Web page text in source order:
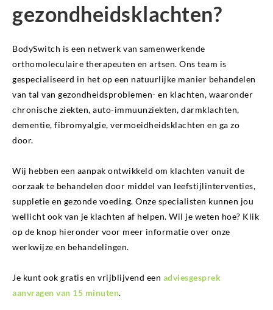
gezondheidsklachten?
BodySwitch is een netwerk van samenwerkende
orthomoleculaire therapeuten en artsen. Ons team is
gespecialiseerd in het op een natuurlijke manier behandelen
van tal van gezondheidsproblemen- en klachten, waaronder
chronische ziekten, auto-immuunziekten, darmklachten,
dementie, fibromyalgie, vermoeidheidsklachten en ga zo
door.
Wij hebben een aanpak ontwikkeld om klachten vanuit de
oorzaak te behandelen door middel van leefstijlinterventies,
suppletie en gezonde voeding. Onze specialisten kunnen jou
wellicht ook van je klachten af helpen. Wil je weten hoe? Klik
op de knop hieronder voor meer informatie over onze
werkwijze en behandelingen.
Je kunt ook gratis en vrijblijvend een adviesgesprek
aanvragen van 15 minuten.